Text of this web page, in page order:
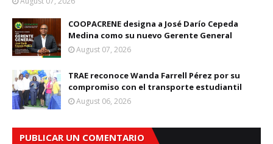
COOPACRENE designa a José Darío Cepeda
Medina como su nuevo Gerente General
August 07, 2026
TRAE reconoce Wanda Farrell Pérez por su
compromiso con el transporte estudiantil
August 06, 2026
PUBLICAR UN COMENTARIO